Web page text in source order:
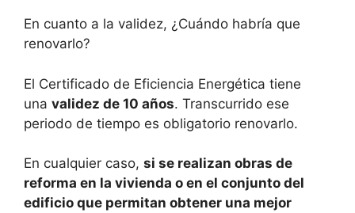
En cuanto a la validez, ¿Cuándo habría que
renovarlo?
El Certificado de Eficiencia Energética tiene
una validez de 10 años. Transcurrido ese
periodo de tiempo es obligatorio renovarlo.
En cualquier caso, si se realizan obras de
reforma en la vivienda o en el conjunto del
edificio que permitan obtener una mejor